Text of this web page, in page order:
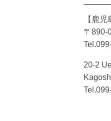
【鹿
〒890-
20-2